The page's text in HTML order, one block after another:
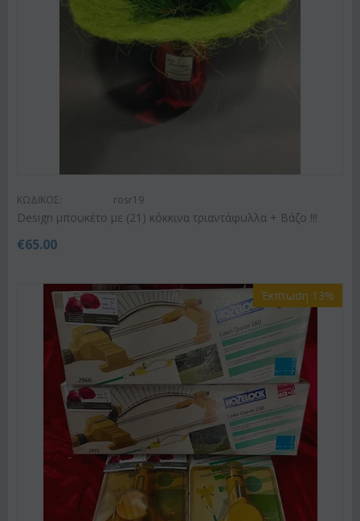
ΚΩΔΙΚΟΣ: rosr19
Design μπουκέτο με (21) κόκκινα τριαντάφυλλα + Βάζο !!!
€65.00
Έκπτωση 13%